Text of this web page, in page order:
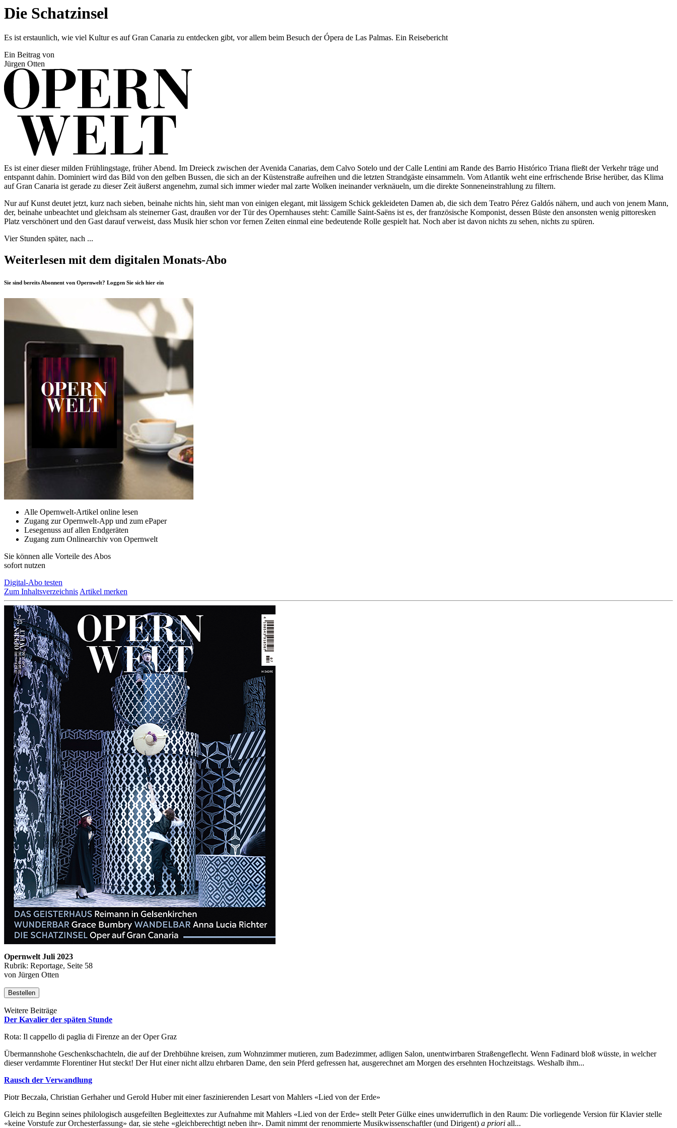
Die Schatzinsel
Es ist erstaunlich, wie viel Kultur es auf Gran Canaria zu entdecken gibt, vor allem beim Besuch der Ópera de Las Palmas. Ein Reisebericht
Ein Beitrag von
Jürgen Otten
Es ist einer dieser milden Frühlingstage, früher Abend. Im Dreieck zwischen der Avenida Canarias, dem Calvo Sotelo und der Calle Lentini am Rande des Barrio Histórico Triana fließt der Verkehr träge und
entspannt dahin. Dominiert wird das Bild von den gelben Bussen, die sich an der Küstenstraße aufreihen und die letzten Strandgäste einsammeln. Vom Atlantik weht eine erfrischende Brise herüber, das Klima
auf Gran Canaria ist gerade zu dieser Zeit äußerst angenehm, zumal sich immer wieder mal zarte Wolken ineinander verknäueln, um die direkte Sonneneinstrahlung zu filtern.
Nur auf Kunst deutet jetzt, kurz nach sieben, beinahe nichts hin, sieht man von einigen elegant, mit lässigem Schick gekleideten Damen ab, die sich dem Teatro Pérez Galdós nähern, und auch von jenem Mann,
der, beinahe unbeachtet und gleichsam als steinerner Gast, draußen vor der Tür des Opernhauses steht: Camille Saint-Saëns ist es, der französische Komponist, dessen Büste den ansonsten wenig pittoresken
Platz verschönert und den Gast darauf verweist, dass Musik hier schon vor fernen Zeiten einmal eine bedeutende Rolle gespielt hat. Noch aber ist davon nichts zu sehen, nichts zu spüren.
Vier Stunden später, nach ...
Weiterlesen mit dem digitalen Monats-Abo
Sie sind bereits Abonnent von Opernwelt? Loggen Sie sich hier ein
Alle Opernwelt-Artikel online lesen
Zugang zur Opernwelt-App und zum ePaper
Lesegenuss auf allen Endgeräten
Zugang zum Onlinearchiv von Opernwelt
Sie können alle Vorteile des Abos
sofort nutzen
Digital-Abo testen
Zum Inhaltsverzeichnis Artikel merken
Opernwelt Juli 2023
Rubrik: Reportage, Seite 58
von Jürgen Otten
Bestellen
Weitere Beiträge
Der Kavalier der späten Stunde
Rota: Il cappello di paglia di Firenze an der Oper Graz
Übermannshohe Geschenkschachteln, die auf der Drehbühne kreisen, zum Wohnzimmer mutieren, zum Badezimmer, adligen Salon, unentwirrbaren Straßengeflecht. Wenn Fadinard bloß wüsste, in welcher
dieser verdammte Florentiner Hut steckt! Der Hut einer nicht allzu ehrbaren Dame, den sein Pferd gefressen hat, ausgerechnet am Morgen des ersehnten Hochzeitstags. Weshalb ihm...
Rausch der Verwandlung
Piotr Beczała, Christian Gerhaher und Gerold Huber mit einer faszinierenden Lesart von Mahlers «Lied von der Erde»
Gleich zu Beginn seines philologisch ausgefeilten Begleittextes zur Aufnahme mit Mahlers «Lied von der Erde» stellt Peter Gülke eines unwiderruflich in den Raum: Die vorliegende Version für Klavier stelle
«keine Vorstufe zur Orchesterfassung» dar, sie stehe «gleichberechtigt neben ihr». Damit nimmt der renommierte Musikwissenschaftler (und Dirigent) a priori all...